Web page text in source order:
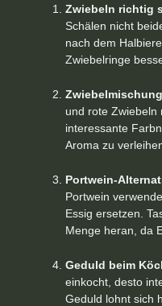
Zwiebeln richtig
Schälen nicht
nach dem
Zwiebelringe
und rote Zwiebeln
interessante
Aroma zu
Portwein-
Portwein
Essig ersetzen.
Menge heran, da
Geduld beim
einkocht, desto
Geduld lohnt sich